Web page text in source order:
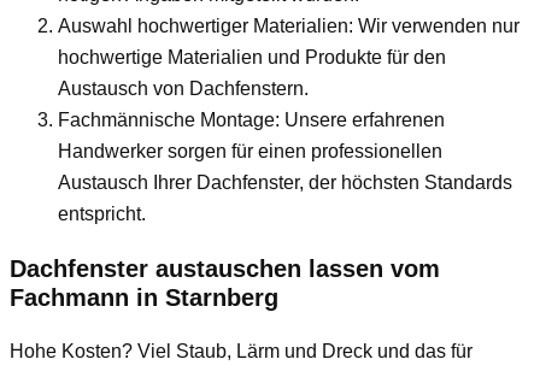
Auswahl hochwertiger Materialien: Wir verwenden nur
hochwertige Materialien und Produkte für den
Austausch von Dachfenstern.
Fachmännische Montage: Unsere erfahrenen
Handwerker sorgen für einen professionellen
Austausch Ihrer Dachfenster, der höchsten Standards
entspricht.
Dachfenster austauschen lassen vom
Fachmann in Starnberg
Hohe Kosten? Viel Staub, Lärm und Dreck und das für